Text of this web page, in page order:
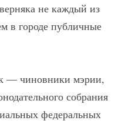
не каждый из
в городе публичные
— чиновники мэрии,
собрания
федеральных